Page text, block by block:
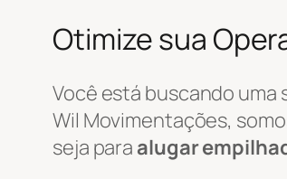
Otimize sua
Você está buscando uma
Wil Movimentações,
seja para alugar